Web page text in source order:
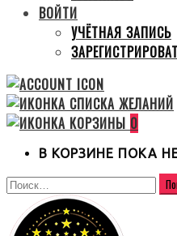
ВОЙТИ
УЧЁТНАЯ ЗАПИСЬ
0
В КОРЗИНЕ ПОКА